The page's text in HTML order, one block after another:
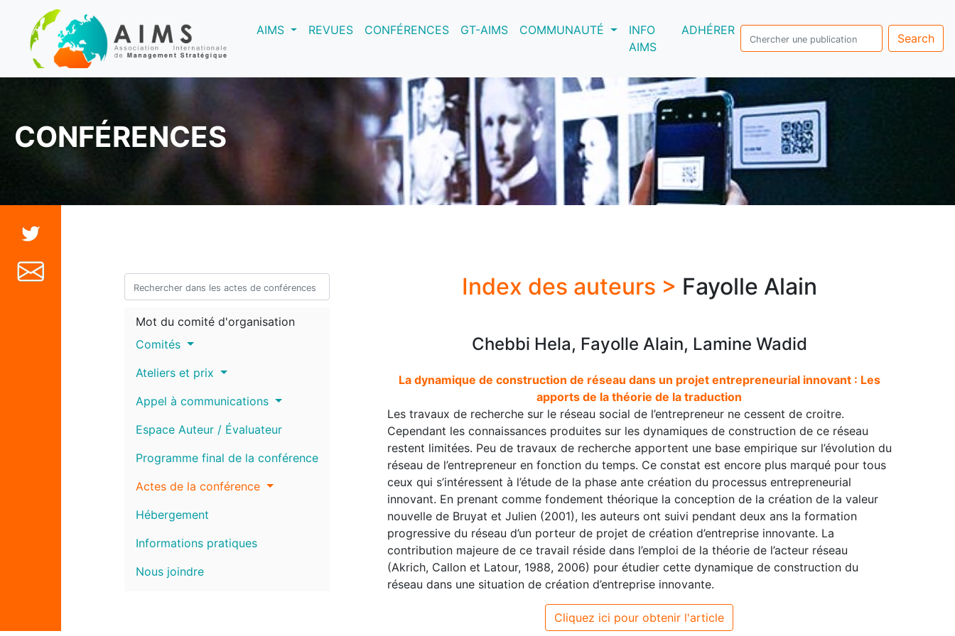
AIMS(current)REVUES CONFÉRENCES GT-AIMS COMMUNAUTÉ
INFO
AIMS
ADHÉRER
Search
CONFÉRENCES
Mot du comité d'organisation
Comités
Ateliers et prix
Appel à communications
Espace Auteur / Évaluateur
Programme final de la conférence
Actes de la conférence
Hébergement
Informations pratiques
Nous joindre
Index des auteurs > Fayolle Alain
Chebbi Hela, Fayolle Alain, Lamine Wadid
La dynamique de construction de réseau dans un projet entrepreneurial innovant : Les
apports de la théorie de la traduction
Les travaux de recherche sur le réseau social de l’entrepreneur ne cessent de croitre.
Cependant les connaissances produites sur les dynamiques de construction de ce réseau
restent limitées. Peu de travaux de recherche apportent une base empirique sur l’évolution du
réseau de l’entrepreneur en fonction du temps. Ce constat est encore plus marqué pour tous
ceux qui s’intéressent à l’étude de la phase ante création du processus entrepreneurial
innovant. En prenant comme fondement théorique la conception de la création de la valeur
nouvelle de Bruyat et Julien (2001), les auteurs ont suivi pendant deux ans la formation
progressive du réseau d’un porteur de projet de création d’entreprise innovante. La
contribution majeure de ce travail réside dans l’emploi de la théorie de l’acteur réseau
(Akrich, Callon et Latour, 1988, 2006) pour étudier cette dynamique de construction du
réseau dans une situation de création d’entreprise innovante.
Cliquez ici pour obtenir l'article